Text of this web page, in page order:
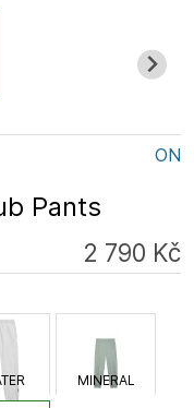
ON
Pants
2 790 Kč
MINERAL